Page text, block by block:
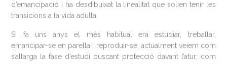
d’emancipació i ha desdibuixat la linealitat que solien tenir les
transicions a la vida adulta.
Si fa uns anys el més habitual era estudiar, treballar,
emancipar-se en parella i reproduir-se, actualment veiem com
s’allarga la fase d’estudi buscant protecció davant l’atur; com